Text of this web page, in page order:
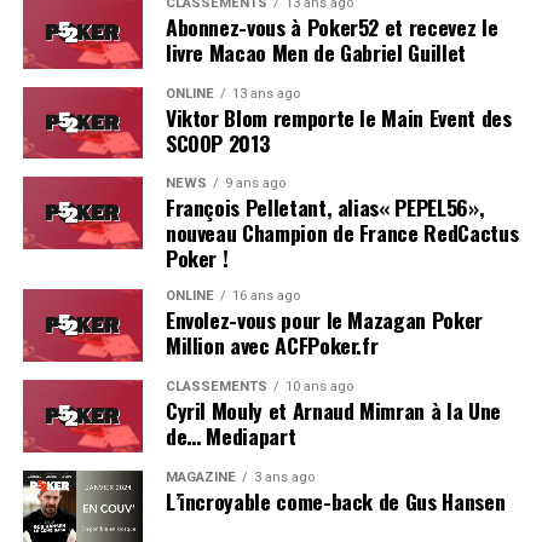
Soleau à gauche, sorti par Logghe au centre
Abonnez-vous à Poker52 et recevez le
livre Macao Men de Gabriel Guillet
ONLINE 13 ans ago
Viktor Blom remporte le Main Event des
SCOOP 2013
NEWS 9 ans ago
François Pelletant, alias« PEPEL56»,
nouveau Champion de France RedCactus
Poker !
ONLINE 16 ans ago
Envolez-vous pour le Mazagan Poker
Million avec ACFPoker.fr
CLASSEMENTS 10 ans ago
Cyril Mouly et Arnaud Mimran à la Une
de… Mediapart
MAGAZINE 3 ans ago
L’incroyable come-back de Gus Hansen